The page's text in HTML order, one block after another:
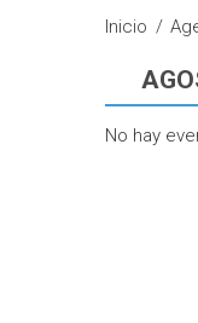
Inicio
No hay